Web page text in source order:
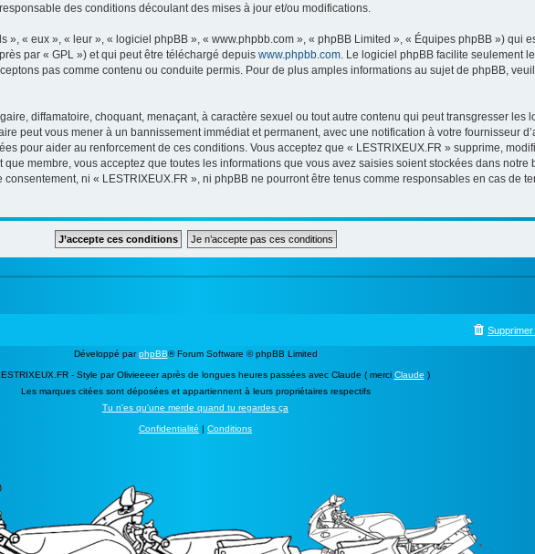
des conditions découlant des mises à jour et/ou modifications.
« eux », « leur », « logiciel phpBB », « www.phpbb.com », « phpBB Limited », « Équipes phpBB ») qui
par « GPL ») et qui peut être téléchargé depuis www.phpbb.com. Le logiciel phpBB facilite seulement
pas comme contenu ou conduite permis. Pour de plus amples informations au sujet de phpBB,
diffamatoire, choquant, menaçant, à caractère sexuel ou tout autre contenu qui peut transgresser les
peut vous mener à un bannissement immédiat et permanent, avec une notification à votre fournisseur
pour aider au renforcement de ces conditions. Vous acceptez que « LESTRIXEUX.FR » supprime,
membre, vous acceptez que toutes les informations que vous avez saisies soient stockées dans notre
ni « LESTRIXEUX.FR », ni phpBB ne pourront être tenus comme responsables en cas de
Développé parphpBB® Forum Software © phpBB Limited
- Style par Olivieeeer après de longues heures passées avec Claude ( merci Claude )
Les marques citées sont déposées et appartiennent à leurs propriétaires respectifs
Tu n'es qu'une merde quand tu regardes ça
Confidentialité | Conditions